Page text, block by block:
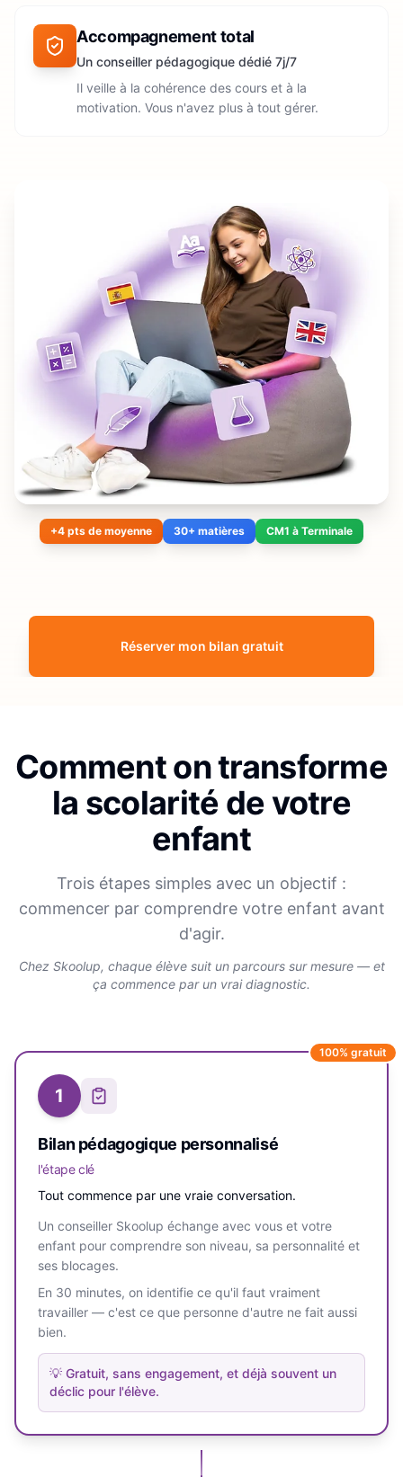
Accompagnement total
Un conseiller pédagogique dédié 7j/7
Il veille à la cohérence des cours et à la
motivation. Vous n'avez plus à tout gérer.
+4 pts de moyenne 30+ matières CM1 à Terminale
Réserver mon bilan gratuit
Comment on transforme
la scolarité de votre
enfant
Trois étapes simples avec un objectif :
commencer par comprendre votre enfant avant
d'agir.
Chez Skoolup, chaque élève suit un parcours sur mesure — et
ça commence par un vrai diagnostic.
100% gratuit
1
Bilan pédagogique personnalisé
l'étape clé
Tout commence par une vraie conversation.
Un conseiller Skoolup échange avec vous et votre
enfant pour comprendre son niveau, sa personnalité et
ses blocages.
En 30 minutes, on identifie ce qu'il faut vraiment
travailler — c'est ce que personne d'autre ne fait aussi
bien.
💡 Gratuit, sans engagement, et déjà souvent un
déclic pour l'élève.